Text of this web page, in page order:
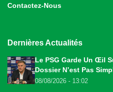
Contactez-Nous
Dernières Actualités
Le PSG Garde Un Œil
Dossier N’est Pas
08/08/2026 - 13:02